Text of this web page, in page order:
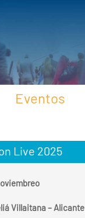
Eventos
Live 2025
Villaitana – Alicante